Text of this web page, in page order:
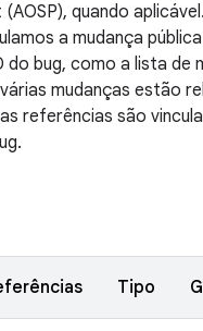
quando
a mudança
do bug, como a lista de
mudanças estão
referências são
Tipo